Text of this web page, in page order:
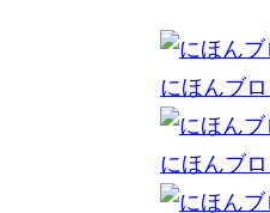
にほんブ
にほんブ